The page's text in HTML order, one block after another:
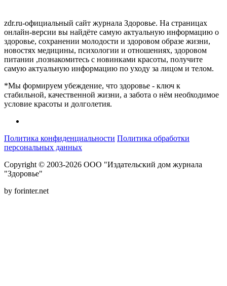
zdr.ru-официальный сайт журнала Здоровье. На страницах
онлайн-версии вы найдёте самую актуальную информацию о
здоровье, сохранении молодости и здоровом образе жизни,
новостях медицины, психологии и отношениях, здоровом
питании ,познакомитесь с новинками красоты, получите
самую актуальную информацию по уходу за лицом и телом.
*Мы формируем убеждение, что здоровье - ключ к
стабильной, качественной жизни, а забота о нём необходимое
условие красоты и долголетия.
Политика конфиденциальности Политика обработки
персональных данных
Copyright © 2003-2026 ООО "Издательский дом журнала
"Здоровье"
by forinter.net